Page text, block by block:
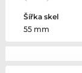
Šířka skel
55 mm